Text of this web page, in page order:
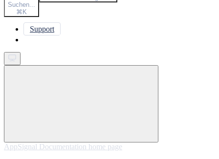
Suchen...
⌘K
Support
AppSignal Documentation home page